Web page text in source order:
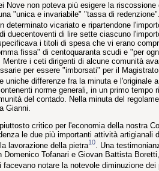
Nove non poteva più esigere la riscossione
"unica e invariabile" "tassa di
vicariato e ripartendone
duecentoventi di lire sette ciascuno
i titoli di spesa che vi erano
fissa" di centoquaranta scudi e "per
i ceti dirigenti di alcune comunità
per essere "imborsati" per il
uniche differenze fra la minuta e l'originale
norme generali, in un primo tempo
del contado. Nella minuta del
Gianni.
critico per l'economia della nostra
le due più importanti attività artigianali
lavorazione della pietra10
. Una
Tofanari e Giovan Battista
facevano notare la notevole diminuzione